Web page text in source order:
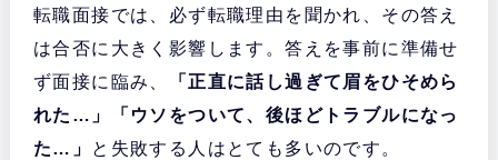
転職面接では、必ず転職理由を聞かれ、その答え
は合否に大きく影響します。答えを事前に準備せ
ず面接に臨み、
「正直に話し過ぎて眉をひそめら
れた…」「ウソをついて、後ほどトラブルになっ
た…」
と失敗する人はとても多いのです。